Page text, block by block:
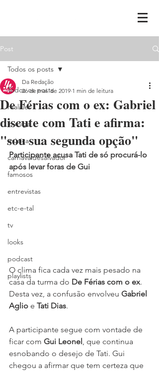
Post
Todos os posts
realities
ih,miga
música
carnavaldesalvador
famosos
entrevistas
etc-e-tal
tv
looks
podcast
playlists
Todos os posts
De Férias com o ex: Gabriel
discute com Tati e afirma:
"sou sua segunda opção"
Da Redação
26 de mai. de 2019 1 min de leitura
Participante acusa Tati de só procurá-lo
após levar foras de Gui
O clima fica cada vez mais pesado na
casa da turma do De Férias com o ex.
Desta vez, a confusão envolveu Gabriel
Aglio e Tati Dias.
A participante segue com vontade de
ficar com Gui Leonel , que continua
esnobando o desejo de Tati. Gui
chegou a afirmar que tem certeza que